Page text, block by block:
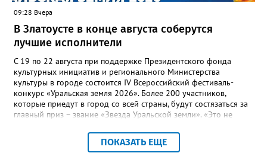
09:28 Вчера
В Златоусте в конце августа соберутся
лучшие исполнители
С 19 по 22 августа при поддержке Президентского фонда
культурных инициатив и регионального Министерства
культуры в городе состоится IV Всероссийский фестиваль-
конкурс «Уральская земля 2026». Более 200 участников,
которые приедут в город со всей страны, будут состязаться за
главный приз – звание «Звезда Уральской земли». «Это не
прослушивания участников, мастер-классы от ведущих
наставников, выступления победителей прошлых лет и
ПОКАЗАТЬ ЕЩЕ